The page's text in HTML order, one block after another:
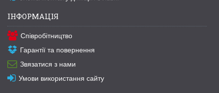
ІНФОРМАЦІЯ
Співробітництво
Гарантії та повернення
Звязатися з нами
Умови використання сайту